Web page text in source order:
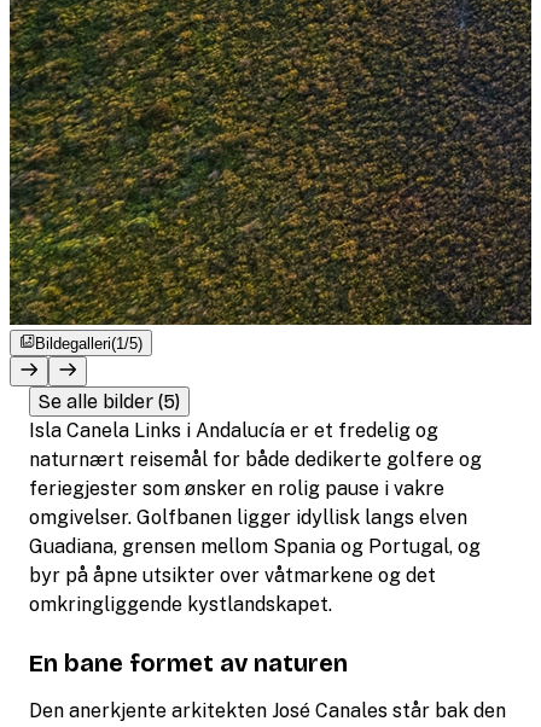
Bildegalleri(1/5)
Se alle bilder (5)
Isla Canela Links i Andalucía er et fredelig og
naturnært reisemål for både dedikerte golfere og
feriegjester som ønsker en rolig pause i vakre
omgivelser. Golfbanen ligger idyllisk langs elven
Guadiana, grensen mellom Spania og Portugal, og
byr på åpne utsikter over våtmarkene og det
omkringliggende kystlandskapet.
En bane formet av naturen
Den anerkjente arkitekten José Canales står bak den